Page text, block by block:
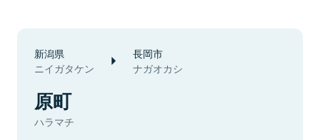
新潟県
ニイガタケン
長岡市
ナガオカシ
原町
ハラマチ